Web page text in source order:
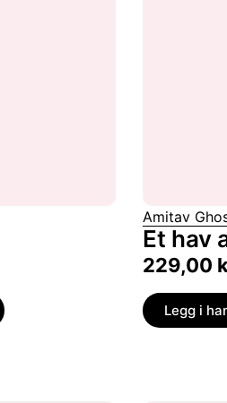
Amitav
Et hav
229,00
Legg i